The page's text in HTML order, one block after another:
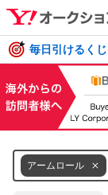
毎日引けるく
アームロール